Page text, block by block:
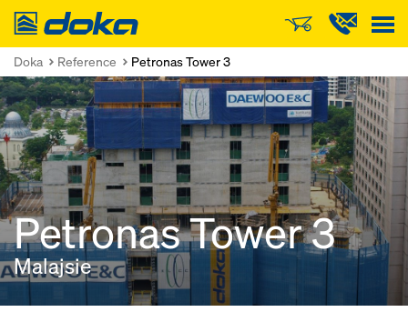
Doka
Doka Reference Petronas Tower 3
Petronas Tower 3
Malajsie